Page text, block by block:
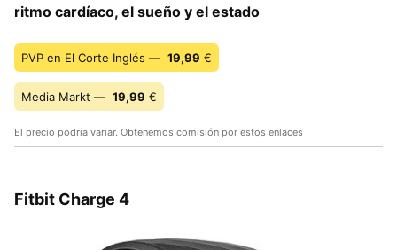
ritmo cardíaco, el sueño y el estado
PVP en El Corte Inglés — 19,99 €
Media Markt — 19,99 €
El precio podría variar. Obtenemos comisión por estos enlaces
Fitbit Charge 4